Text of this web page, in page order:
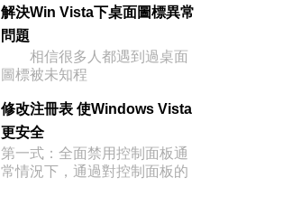
解決Win Vista下桌面圖標異常
問題
相信很多人都遇到過桌面
圖標被未知程
修改注冊表 使Windows Vista
更安全
第一式：全面禁用控制面板通
常情況下，通過對控制面板的